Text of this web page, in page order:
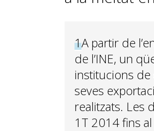
1A partir de
de l’INE, un
institucions
seves
realitzats. Les
1T 2014 fins